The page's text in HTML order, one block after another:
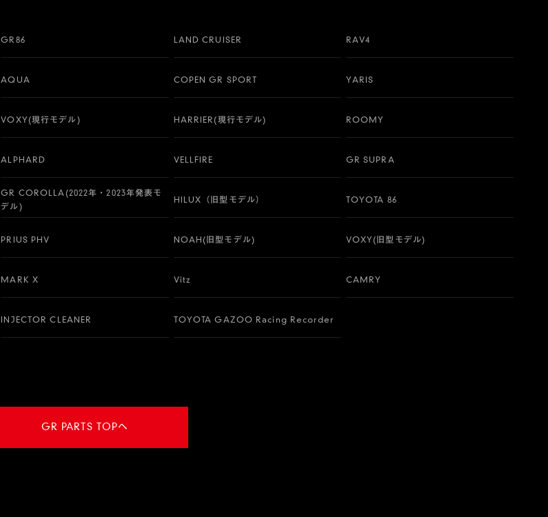
GR86 LAND CRUISER RAV4
AQUA COPEN GR SPORT YARIS
VOXY(現行モデル) HARRIER(現行モデル) ROOMY
ALPHARD VELLFIRE GR SUPRA
GR COROLLA(2022年・2023年発表モ
デル)
HILUX（旧型モデル） TOYOTA 86
PRIUS PHV NOAH(旧型モデル) VOXY(旧型モデル)
MARK X Vitz CAMRY
INJECTOR CLEANER TOYOTA GAZOO Racing Recorder
GR PARTS TOPへ